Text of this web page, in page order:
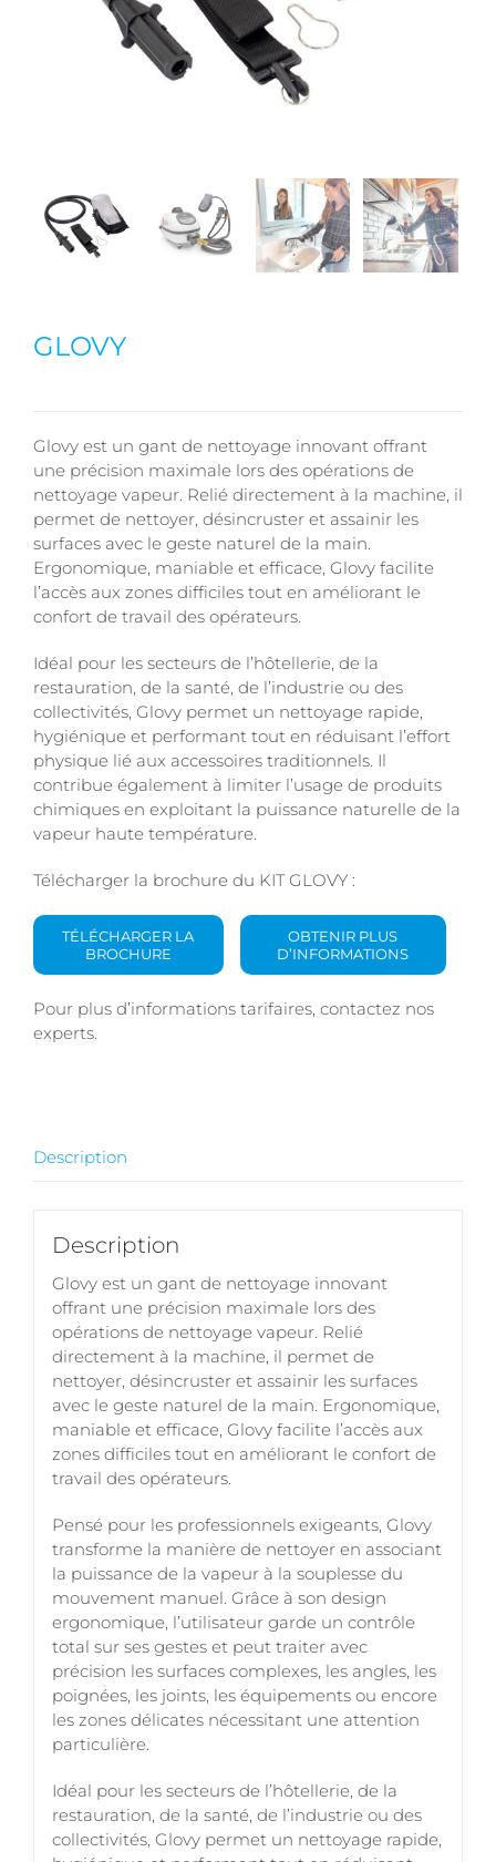
GLOVY
Glovy est un gant de nettoyage innovant offrant
une précision maximale lors des opérations de
nettoyage vapeur. Relié directement à la machine, il
permet de nettoyer, désincruster et assainir les
surfaces avec le geste naturel de la main.
Ergonomique, maniable et efficace, Glovy facilite
l’accès aux zones difficiles tout en améliorant le
confort de travail des opérateurs.
Idéal pour les secteurs de l’hôtellerie, de la
restauration, de la santé, de l’industrie ou des
collectivités, Glovy permet un nettoyage rapide,
hygiénique et performant tout en réduisant l’effort
physique lié aux accessoires traditionnels. Il
contribue également à limiter l’usage de produits
chimiques en exploitant la puissance naturelle de la
vapeur haute température.
Télécharger la brochure du KIT GLOVY :
TÉLÉCHARGER LA
BROCHURE
OBTENIR PLUS
D’INFORMATIONS
Pour plus d’informations tarifaires, contactez nos
experts.
Description
Description
Glovy est un gant de nettoyage innovant
offrant une précision maximale lors des
opérations de nettoyage vapeur. Relié
directement à la machine, il permet de
nettoyer, désincruster et assainir les surfaces
avec le geste naturel de la main. Ergonomique,
maniable et efficace, Glovy facilite l’accès aux
zones difficiles tout en améliorant le confort de
travail des opérateurs.
Pensé pour les professionnels exigeants, Glovy
transforme la manière de nettoyer en associant
la puissance de la vapeur à la souplesse du
mouvement manuel. Grâce à son design
ergonomique, l’utilisateur garde un contrôle
total sur ses gestes et peut traiter avec
précision les surfaces complexes, les angles, les
poignées, les joints, les équipements ou encore
les zones délicates nécessitant une attention
particulière.
Idéal pour les secteurs de l’hôtellerie, de la
restauration, de la santé, de l’industrie ou des
collectivités, Glovy permet un nettoyage rapide,